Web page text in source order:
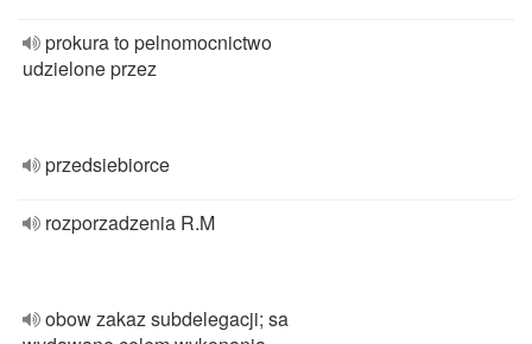
prokura to pelnomocnictwo
udzielone przez
przedsiebiorce
rozporzadzenia R.M
obow zakaz subdelegacji; sa